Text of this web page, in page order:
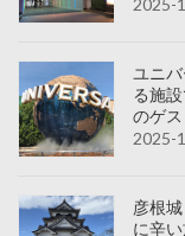
2025-
ユニ
る施
のゲ
2025-
彦根
に辛